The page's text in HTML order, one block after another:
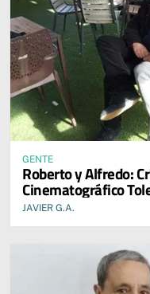
GENTE
Roberto y Alfredo:
Cinematográfico
JAVIER G.A.